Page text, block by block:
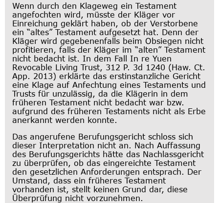
Wenn durch den Klageweg ein Testament
angefochten wird, müsste der Kläger vor
Einreichung geklärt haben, ob der Verstorbene
ein “altes” Testament aufgesetzt hat. Denn der
Kläger wird gegebenenfalls beim Obsiegen nicht
profitieren, falls der Kläger im “alten” Testament
nicht bedacht ist. In dem Fall In re Yuen
Revocable Living Trust, 312 P. 3d 1240 (Haw. Ct.
App. 2013) erklärte das erstinstanzliche Gericht
eine Klage auf Anfechtung eines Testaments und
Trusts für unzulässig, da die Klägerin in dem
früheren Testament nicht bedacht war bzw.
aufgrund des früheren Testaments nicht als Erbe
anerkannt werden konnte.
Das angerufene Berufungsgericht schloss sich
dieser Interpretation nicht an. Nach Auffassung
des Berufungsgerichts hätte das Nachlassgericht
zu überprüfen, ob das eingereichte Testament
den gesetzlichen Anforderungen entsprach. Der
Umstand, dass ein früheres Testament
vorhanden ist, stellt keinen Grund dar, diese
Überprüfung nicht vorzunehmen.